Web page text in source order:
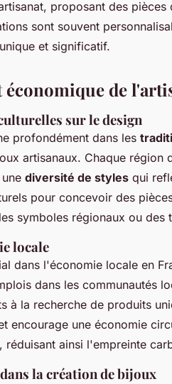
proposant des pièces
sont souvent
et significatif.
de
sur le design
profondément dans les
artisanaux. Chaque région
diversité de styles qui
pour concevoir des
symboles régionaux ou des
locale
dans l'économie locale en
dans les communautés
à la recherche de produits
encourage une économie
réduisant ainsi l'empreinte
la création de bijoux